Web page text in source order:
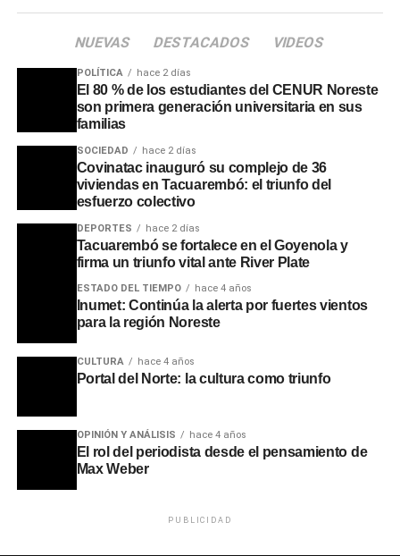
NUEVAS DESTACADOS VIDEOS
POLÍTICA hace 2 días
El 80 % de los estudiantes del CENUR Noreste
son primera generación universitaria en sus
familias
SOCIEDAD hace 2 días
Covinatac inauguró su complejo de 36
viviendas en Tacuarembó: el triunfo del
esfuerzo colectivo
DEPORTES hace 2 días
Tacuarembó se fortalece en el Goyenola y
firma un triunfo vital ante River Plate
ESTADO DEL TIEMPO hace 4 años
Inumet: Continúa la alerta por fuertes vientos
para la región Noreste
CULTURA hace 4 años
Portal del Norte: la cultura como triunfo
OPINIÓN Y ANÁLISIS hace 4 años
El rol del periodista desde el pensamiento de
Max Weber
PUBLICIDAD